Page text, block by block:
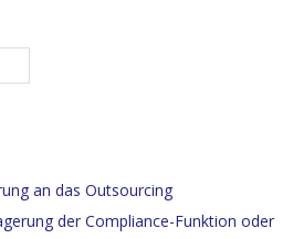
an das Outsourcing
der Compliance-Funktion oder